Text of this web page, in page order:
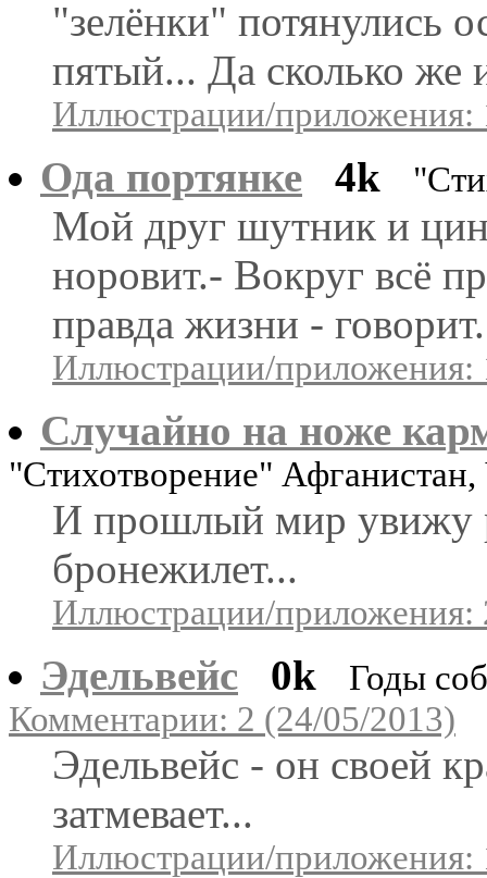
"зелёнки" потянулись
пятый... Да сколько же
Иллюстрации/приложения:
Ода портянке 4k
Мой друг шутник и
норовит.- Вокруг всё
правда жизни -
Иллюстрации/приложения:
Случайно на ноже
"Стихотворение"
И прошлый мир увижу
бронежилет...
Иллюстрации/приложения:
Эдельвейс 0k
Годы
Комментарии: 2 (24/05/2013)
Эдельвейс - он своей
затмевает...
Иллюстрации/приложения: